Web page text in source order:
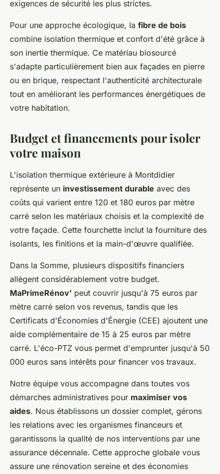
exigences de sécurité les plus strictes.
Pour une approche écologique, la fibre de bois
combine isolation thermique et confort d'été grâce à
son inertie thermique. Ce matériau biosourcé
s'adapte particulièrement bien aux façades en pierre
ou en brique, respectant l'authenticité architecturale
tout en améliorant les performances énergétiques de
votre habitation.
Budget et financements pour isoler
votre maison
L'isolation thermique extérieure à Montdidier
représente un investissement durable avec des
coûts qui varient entre 120 et 180 euros par mètre
carré selon les matériaux choisis et la complexité de
votre façade. Cette fourchette inclut la fourniture des
isolants, les finitions et la main-d'œuvre qualifiée.
Dans la Somme, plusieurs dispositifs financiers
allègent considérablement votre budget.
MaPrimeRénov' peut couvrir jusqu'à 75 euros par
mètre carré selon vos revenus, tandis que les
Certificats d'Économies d'Énergie (CEE) ajoutent une
aide complémentaire de 15 à 25 euros par mètre
carré. L'éco-PTZ vous permet d'emprunter jusqu'à 50
000 euros sans intérêts pour financer vos travaux.
Notre équipe vous accompagne dans toutes vos
démarches administratives pour maximiser vos
aides. Nous établissons un dossier complet, gérons
les relations avec les organismes financeurs et
garantissons la qualité de nos interventions par une
assurance décennale. Cette approche globale vous
assure une rénovation sereine et des économies